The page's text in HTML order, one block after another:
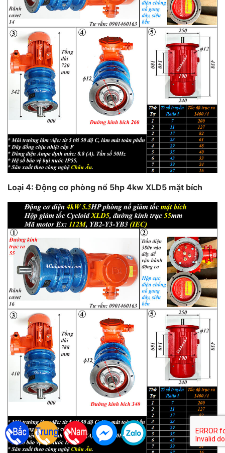
Loại 4: Động cơ phòng nổ 5hp 4kw XLD5 mặt bích